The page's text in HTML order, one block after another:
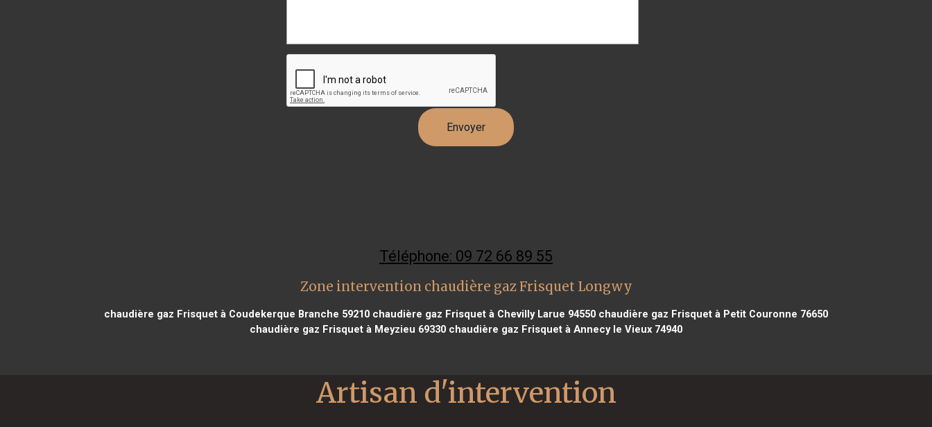
Téléphone: 09 72 66 89 55
Zone intervention chaudière gaz Frisquet Longwy
chaudière gaz Frisquet à Coudekerque Branche 59210 chaudière gaz Frisquet à Chevilly Larue 94550 chaudière gaz Frisquet à Petit Couronne 76650
chaudière gaz Frisquet à Meyzieu 69330 chaudière gaz Frisquet à Annecy le Vieux 74940
Artisan d'intervention